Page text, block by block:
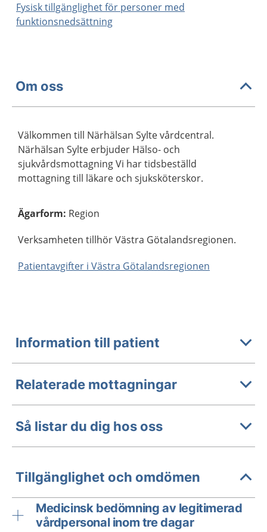
Fysisk tillgänglighet för personer med
funktionsnedsättning
Om oss
Välkommen till Närhälsan Sylte vårdcentral.
Närhälsan Sylte erbjuder Hälso- och
sjukvårdsmottagning Vi har tidsbeställd
mottagning till läkare och sjuksköterskor.
Ägarform: Region
Verksamheten tillhör Västra Götalandsregionen.
Patientavgifter i Västra Götalandsregionen
Information till patient
Relaterade mottagningar
Så listar du dig hos oss
Tillgänglighet och omdömen
Medicinsk bedömning av legitimerad
vårdpersonal inom tre dagar